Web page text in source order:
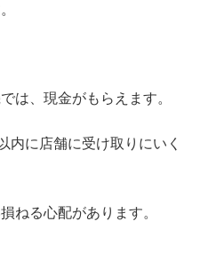
は、現金がもらえます。
内に店舗に受け取りにいく
ねる心配があります。